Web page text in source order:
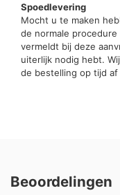
Spoedlevering
Mocht u te maken
de normale
vermeldt bij deze
uiterlijk nodig hebt.
de bestelling op tijd
Beoordelingen